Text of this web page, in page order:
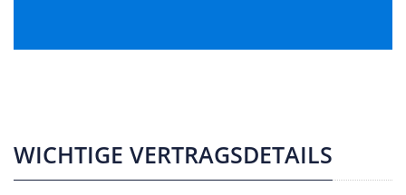
WICHTIGE VERTRAGSDETAILS